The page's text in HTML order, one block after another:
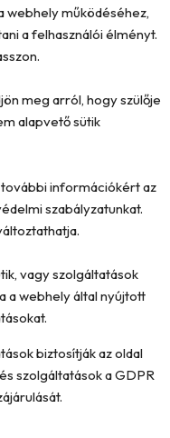
webhely működéséhez,
a felhasználói élményt.
meg arról, hogy szülője
alapvető sütik
információkért az
szabályzatunkat.
vagy szolgáltatások
a webhely által nyújtott
biztosítják az oldal
szolgáltatások a GDPR